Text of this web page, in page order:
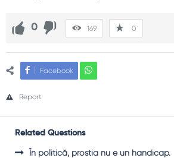
0 169 0
Facebook
Report
Related Questions
În politică, prostia nu e un handicap.